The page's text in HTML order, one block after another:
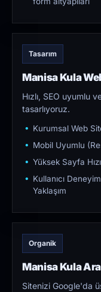
Tasarım
Manisa Kula
Hızlı, SEO uyumlu
tasarlıyoruz.
Kurumsal Web
Mobil Uyumlu
Yüksek Sayfa
Kullanıcı
Yaklaşım
Organik
Manisa Kula
Sitenizi Google'da